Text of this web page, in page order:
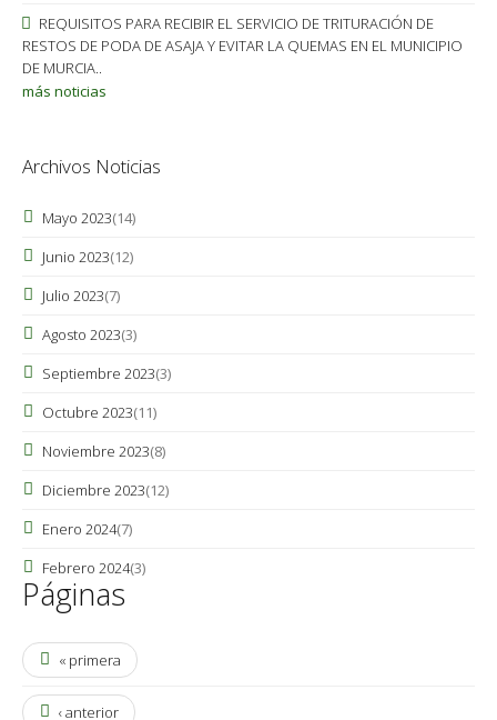
REQUISITOS PARA RECIBIR EL SERVICIO DE TRITURACIÓN DE
RESTOS DE PODA DE ASAJA Y EVITAR LA QUEMAS EN EL MUNICIPIO
DE MURCIA..
más noticias
Archivos Noticias
Mayo 2023(14)
Junio 2023(12)
Julio 2023(7)
Agosto 2023(3)
Septiembre 2023(3)
Octubre 2023(11)
Noviembre 2023(8)
Diciembre 2023(12)
Enero 2024(7)
Febrero 2024(3)
Páginas
« primera
‹ anterior